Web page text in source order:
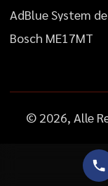
AdBlueSystem de
Bosch ME17MT
© 2026, Alle